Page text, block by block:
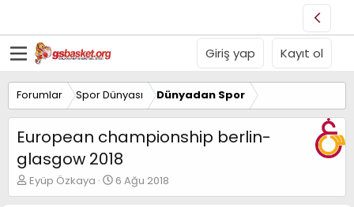
Giriş yap Kayıt ol
Forumlar Spor Dünyası Dünyadan Spor
European championship berlin-
glasgow 2018
K
o
Eyüp Özkaya
B
a
6 Ağu 2018